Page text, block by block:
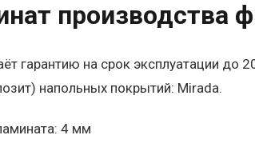
производства
гарантию на срок эксплуатации до
напольных покрытий: Mirada.
4 мм